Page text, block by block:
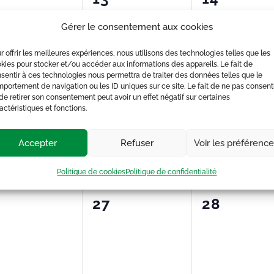
Gérer le consentement aux cookies
offrir les meilleures expériences, nous utilisons des technologies telles que les
pour stocker et/ou accéder aux informations des appareils. Le fait de
à ces technologies nous permettra de traiter des données telles que le
de navigation ou les ID uniques sur ce site. Le fait de ne pas
retirer son consentement peut avoir un effet négatif sur certaines
et fonctions.
Accepter Refuser Voir les
Politique de cookiesPolitique de confidentialité
évènement,
0
20
0
21
0
27
0
28